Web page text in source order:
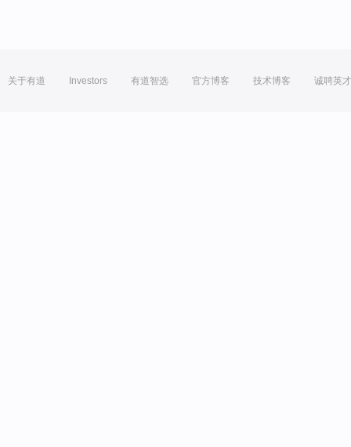
关于有道 Investors 有道智选 官方博客 技术博客 诚聘英才